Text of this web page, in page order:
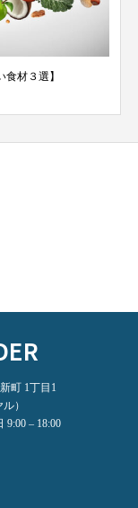
食材３選】
町 1丁目1
）
– 18:00